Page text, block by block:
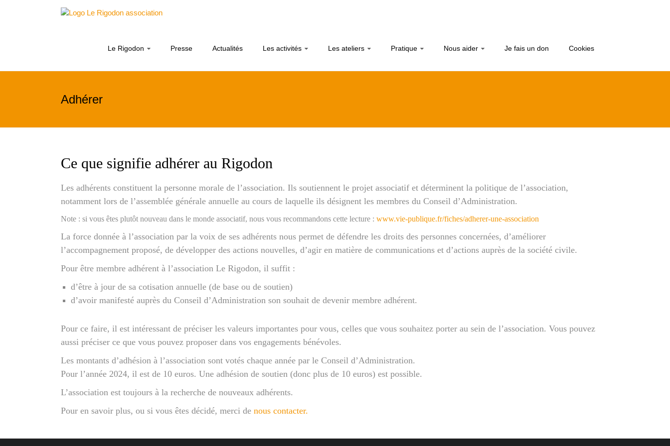
Le
Le Rigodon Presse Actualités Les activités Les ateliers Pratique Nous aider Je fais un don Cookies
Adhérer
Ce que signifie adhérer au Rigodon
Les adhérents constituent la personne morale de l’association. Ils soutiennent le projet associatif et déterminent la politique de l’association,
notamment lors de l’assemblée générale annuelle au cours de laquelle ils désignent les membres du Conseil d’Administration.
Note : si vous êtes plutôt nouveau dans le monde associatif, nous vous recommandons cette lecture : www.vie-publique.fr/fiches/adherer-une-association
La force donnée à l’association par la voix de ses adhérents nous permet de défendre les droits des personnes concernées, d’améliorer
l’accompagnement proposé, de développer des actions nouvelles, d’agir en matière de communications et d’actions auprès de la société civile.
Pour être membre adhérent à l’association Le Rigodon, il suffit :
d’être à jour de sa cotisation annuelle (de base ou de soutien)
d’avoir manifesté auprès du Conseil d’Administration son souhait de devenir membre adhérent.
Pour ce faire, il est intéressant de préciser les valeurs importantes pour vous, celles que vous souhaitez porter au sein de l’association. Vous pouvez
aussi préciser ce que vous pouvez proposer dans vos engagements bénévoles.
Les montants d’adhésion à l’association sont votés chaque année par le Conseil d’Administration.
Pour l’année 2024, il est de 10 euros. Une adhésion de soutien (donc plus de 10 euros) est possible.
L’association est toujours à la recherche de nouveaux adhérents.
Pour en savoir plus, ou si vous êtes décidé, merci de nous contacter.